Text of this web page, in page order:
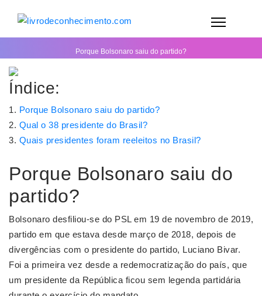
Porque Bolsonaro saiu do partido?
Índice:
Porque Bolsonaro saiu do partido?
Qual o 38 presidente do Brasil?
Quais presidentes foram reeleitos no Brasil?
Porque Bolsonaro saiu do
partido?
Bolsonaro desfiliou-se do PSL em 19 de novembro de 2019,
partido em que estava desde março de 2018, depois de
divergências com o presidente do partido, Luciano Bivar.
Foi a primeira vez desde a redemocratização do país, que
um presidente da República ficou sem legenda partidária